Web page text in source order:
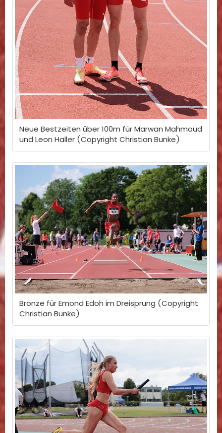
Neue Bestzeiten über 100m für Marwan Mahmoud
und Leon Haller (Copyright Christian Bunke)
Bronze für Emond Edoh im Dreisprung (Copyright
Christian Bunke)